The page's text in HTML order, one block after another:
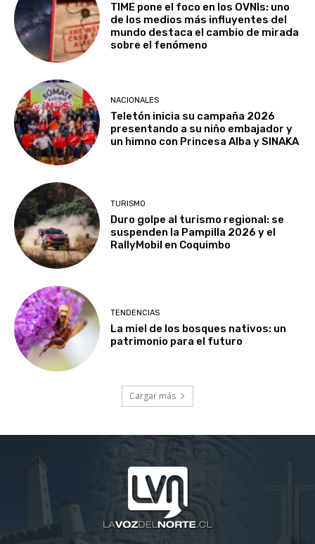
TIME pone el foco en los OVNIs: uno
de los medios más influyentes del
mundo destaca el cambio de mirada
sobre el fenómeno
NACIONALES
Teletón inicia su campaña 2026
presentando a su niño embajador y
un himno con Princesa Alba y SINAKA
TURISMO
Duro golpe al turismo regional: se
suspenden la Pampilla 2026 y el
RallyMobil en Coquimbo
TENDENCIAS
La miel de los bosques nativos: un
patrimonio para el futuro
Cargar más